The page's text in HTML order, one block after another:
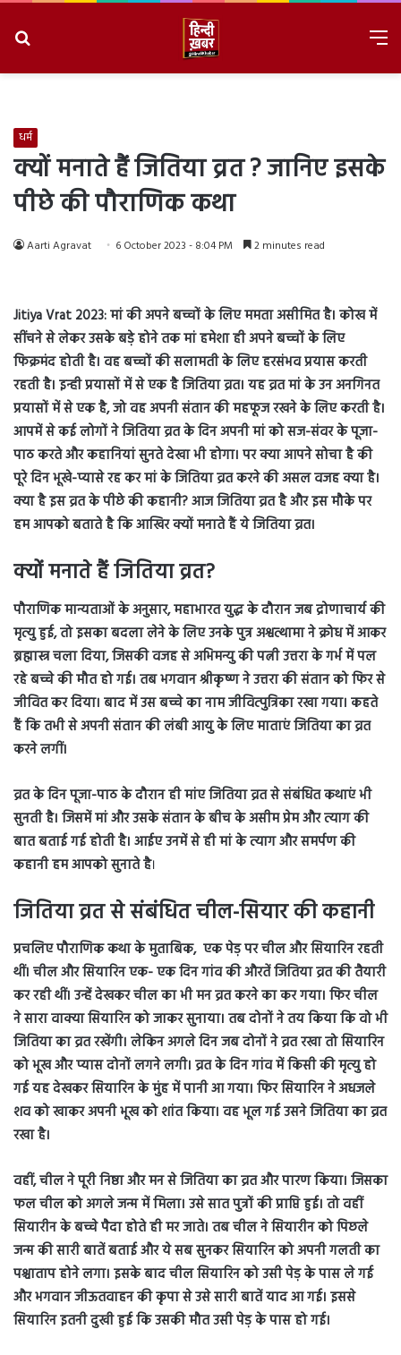
धर्म
क्यों मनाते हैं जितिया व्रत ? जानिए इसके
पीछे की पौराणिक कथा
Aarti Agravat 6 October 2023 - 8:04 PM 2 minutes read
Jitiya Vrat 2023:मां की अपने बच्चों के लिए ममता असीमित है। कोख में
सींचने से लेकर उसके बड़े होने तक मां हमेशा ही अपने बच्चों के लिए
फिक्रमंद होती है। वह बच्चों की सलामती के लिए हरसंभव प्रयास करती
रहती है। इन्ही प्रयासों में से एक है जितिया व्रत। यह व्रत मां के उन अनगिनत
प्रयासों में से एक है, जो वह अपनी संतान की महफूज रखने के लिए करती है।
आपमें से कई लोगों ने जितिया व्रत के दिन अपनी मां को सज-संवर के पूजा-
पाठ करते और कहानियां सुनते देखा भी होगा। पर क्या आपने सोचा है की
पूरे दिन भूखे-प्यासे रह कर मां के जितिया व्रत करने की असल वजह क्या है।
क्या है इस व्रत के पीछे की कहानी? आज जितिया व्रत है और इस मौके पर
हम आपको बताते है कि आखिर क्यों मनाते हैं ये जितिया व्रत।
क्यों मनाते हैं जितिया व्रत?
पौराणिक मान्यताओं के अनुसार, महाभारत युद्ध के दौरान जब द्रोणाचार्य की
मृत्यु हुई, तो इसका बदला लेने के लिए उनके पुत्र अश्वत्थामा ने क्रोध में आकर
ब्रह्मास्त्र चला दिया, जिसकी वजह से अभिमन्यु की पत्नी उत्तरा के गर्भ में पल
रहे बच्चे की मौत हो गई। तब भगवान श्रीकृष्ण ने उत्तरा की संतान को फिर से
जीवित कर दिया। बाद में उस बच्चे का नाम जीवित्पुत्रिका रखा गया। कहते
हैं कि तभी से अपनी संतान की लंबी आयु के लिए माताएं जितिया का व्रत
करने लगीं।
व्रत के दिन पूजा-पाठ के दौरान ही मांए जितिया व्रत से संबंधित कथाएं भी
सुनती है। जिसमें मां और उसके संतान के बीच के असीम प्रेम और त्याग की
बात बताई गई होती है। आईए उनमें से ही मां के त्याग और समर्पण की
कहानी हम आपको सुनाते है।
जितिया व्रत से संबंधित चील-सियार की कहानी
प्रचलिए पौराणिक कथा के मुताबिक, एक पेड़ पर चील और सियारिन रहती
थीं। चील और सियारिन एक- एक दिन गांव की औरतें जितिया व्रत की तैयारी
कर रही थीं। उन्हें देखकर चील का भी मन व्रत करने का कर गया। फिर चील
ने सारा वाक्या सियारिन को जाकर सुनाया। तब दोनों ने तय किया कि वो भी
जितिया का व्रत रखेंगी। लेकिन अगले दिन जब दोनों ने व्रत रखा तो सियारिन
को भूख और प्यास दोनों लगने लगी। व्रत के दिन गांव में किसी की मृत्यु हो
गई यह देखकर सियारिन के मुंह में पानी आ गया। फिर सियारिन ने अधजले
शव को खाकर अपनी भूख को शांत किया। वह भूल गई उसने जितिया का व्रत
रखा है।
वहीं, चील ने पूरी निष्ठा और मन से जितिया का व्रत और पारण किया। जिसका
फलचील को अगले जन्म में मिला। उसे सात पुत्रों की प्राप्ति हुई। तो वहीं
सियारीन के बच्चे पैदा होते ही मर जाते। तब चील ने सियारीन को पिछले
जन्म की सारी बातें बताई और ये सब सुनकर सियारिन को अपनी गलती का
पश्चाताप होने लगा। इसके बाद चील सियारिन को उसी पेड़ के पास ले गई
और भगवान जीऊतवाहन की कृपा से उसे सारी बातें याद आ गई। इससे
सियारिन इतनी दुखी हुई कि उसकी मौत उसी पेड़ के पास हो गई।